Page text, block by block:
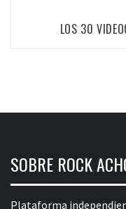
LOS 30
SOBRE ROCK
Plataforma